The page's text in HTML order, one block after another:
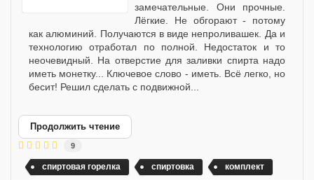
замечательные. Они прочные.
Лёгкие. Не обгорают - потому
как алюминий. Получаются в виде непроливашек. Да и
технологию отработал по полной. Недостаток и то
неочевидный. На отверстие для заливки спирта надо
иметь монетку... Ключевое слово - иметь. Всё легко, но
бесит! Решил сделать с подвижной...
Продолжить чтение
9
спиртовая горелка спиртовка комплект